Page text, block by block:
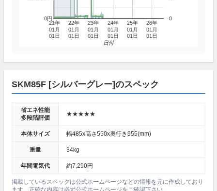
21年
01月
01日
22年
01月
01日
23年
01月
01日
24年
01月
01日
25年
01月
01日
26年
01月
01日
0円 0
日付
SKM85F [シルバーグレー]のスペック
省エネ性能
多段階評価
★★★★★
本体サイズ 幅485x高さ550x奥行き955(mm)
重量 34kg
年間電気代 約7,290円
掲載しているスペックは公式ホームページなどの情報を元に作成しており
ます。正確な内容は必ず公式ホームページをご確認下さい。